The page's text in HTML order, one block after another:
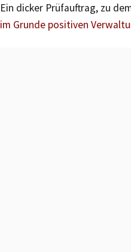
Ein dicker Prüfauftrag, zu
im Grunde positiven